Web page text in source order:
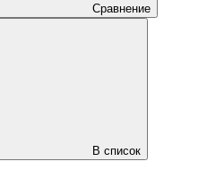
Сравнение
В список